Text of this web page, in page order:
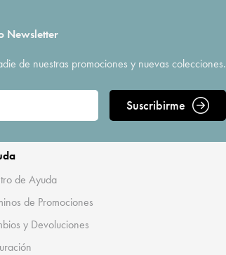
Newsletter
de nuestras promociones y nuevas colecciones.
Suscribirme
de Ayuda
de Promociones
y Devoluciones